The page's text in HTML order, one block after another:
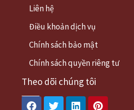
Liên hệ
Điều khoản dịch vụ
Chính sách bảo mật
Chính sách quyền riêng tư
Theo dõi chúng tôi
Facebook
TwitterLinkedinPinterest